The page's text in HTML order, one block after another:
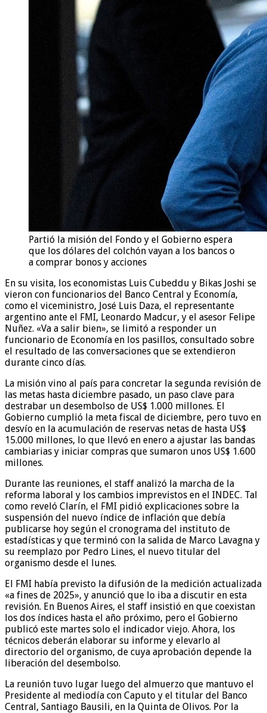
Partió la misión del Fondo y el Gobierno espera
que los dólares del colchón vayan a los bancos o
a comprar bonos y acciones
En su visita, los economistas Luis Cubeddu y Bikas Joshi se
vieron con funcionarios del Banco Central y Economía,
como el viceministro, José Luis Daza, el representante
argentino ante el FMI, Leonardo Madcur, y el asesor Felipe
Nuñez. «Va a salir bien», se limitó a responder un
funcionario de Economía en los pasillos, consultado sobre
el resultado de las conversaciones que se extendieron
durante cinco días.
La misión vino al país para concretar la segunda revisión de
las metas hasta diciembre pasado, un paso clave para
destrabar un desembolso de US$ 1.000 millones. El
Gobierno cumplió la meta fiscal de diciembre, pero tuvo en
desvío en la acumulación de reservas netas de hasta US$
15.000 millones, lo que llevó en enero a ajustar las bandas
cambiarias y iniciar compras que sumaron unos US$ 1.600
millones.
Durante las reuniones, el staff analizó la marcha de la
reforma laboral y los cambios imprevistos en el INDEC. Tal
como reveló Clarín, el FMI pidió explicaciones sobre la
suspensión del nuevo índice de inflación que debía
publicarse hoy según el cronograma del instituto de
estadísticas y que terminó con la salida de Marco Lavagna y
su reemplazo por Pedro Lines, el nuevo titular del
organismo desde el lunes.
El FMI había previsto la difusión de la medición actualizada
«a fines de 2025», y anunció que lo iba a discutir en esta
revisión. En Buenos Aires, el staff insistió en que coexistan
los dos índices hasta el año próximo, pero el Gobierno
publicó este martes solo el indicador viejo. Ahora, los
técnicos deberán elaborar su informe y elevarlo al
directorio del organismo, de cuya aprobación depende la
liberación del desembolso.
La reunión tuvo lugar luego del almuerzo que mantuvo el
Presidente al mediodía con Caputo y el titular del Banco
Central, Santiago Bausili, en la Quinta de Olivos. Por la